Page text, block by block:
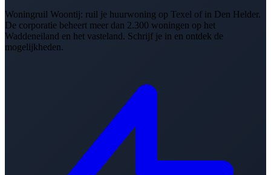
Woningruil Woontij: ruil je huurwoning op Texel of in Den Helder.
De corporatie beheert meer dan 2.300 woningen op het
Waddeneiland en het vasteland. Schrijf je in en ontdek de
mogelijkheden.